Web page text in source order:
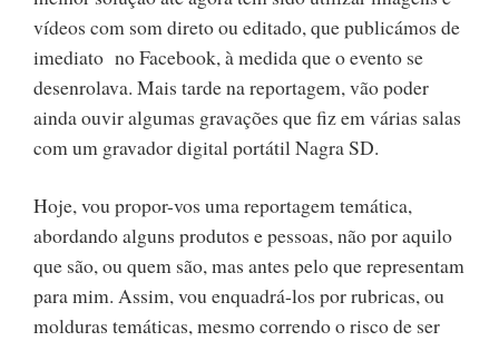
vídeos com som direto ou editado, que publicámos de
imediato no Facebook, à medida que o evento se
desenrolava. Mais tarde na reportagem, vão poder
ainda ouvir algumas gravações que fiz em várias salas
com um gravador digital portátil Nagra SD.
Hoje, vou propor-vos uma reportagem temática,
abordando alguns produtos e pessoas, não por aquilo
que são, ou quem são, mas antes pelo que representam
para mim. Assim, vou enquadrá-los por rubricas, ou
molduras temáticas, mesmo correndo o risco de ser